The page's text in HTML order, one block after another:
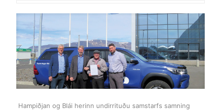
Hampiðjan og Blái herinn undirrituðu samstarfs samning